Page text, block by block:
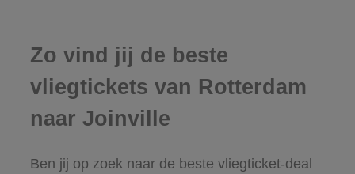
Zo vind jij de beste
vliegtickets van Rotterdam
naar Joinville
Ben jij op zoek naar de beste vliegticket-deal